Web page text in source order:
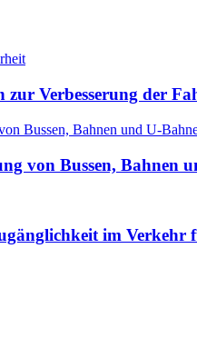
zur Verbesserung der
von Bussen, Bahnen
im Verkehr